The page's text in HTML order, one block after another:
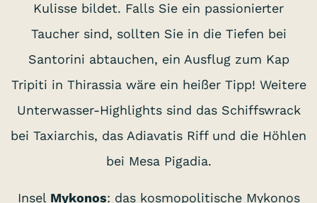
Kulisse bildet. Falls Sie ein passionierter
Taucher sind, sollten Sie in die Tiefen bei
Santorini abtauchen, ein Ausflug zum Kap
Tripiti in Thirassia wäre ein heißer Tipp! Weitere
Unterwasser-Highlights sind das Schiffswrack
bei Taxiarchis, das Adiavatis Riff und die Höhlen
bei Mesa Pigadia.
Insel Mykonos: das kosmopolitische Mykonos